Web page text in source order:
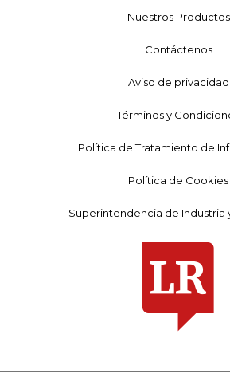
Nuestros Productos
Contáctenos
Aviso de privacidad
Términos y
Política de Tratamiento de
Política de Cookies
Superintendencia de Industria